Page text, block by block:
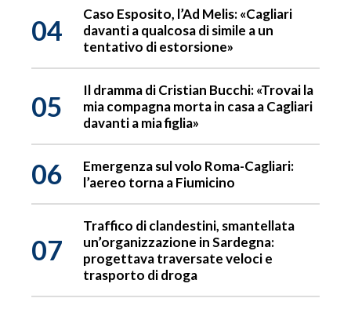
04
Caso Esposito, l’Ad Melis: «Cagliari
davanti a qualcosa di simile a un
tentativo di estorsione»
05
Il dramma di Cristian Bucchi: «Trovai la
mia compagna morta in casa a Cagliari
davanti a mia figlia»
06
Emergenza sul volo Roma-Cagliari:
l’aereo torna a Fiumicino
07
Traffico di clandestini, smantellata
un’organizzazione in Sardegna:
progettava traversate veloci e
trasporto di droga